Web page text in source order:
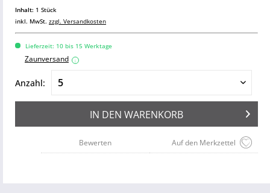
Inhalt: 1 Stück
inkl. MwSt. zzgl. Versandkosten
Lieferzeit: 10 bis 15 Werktage
Zaunversand i
Anzahl:
IN DEN WARENKORB
Auf den Merkzettel
Bewerten